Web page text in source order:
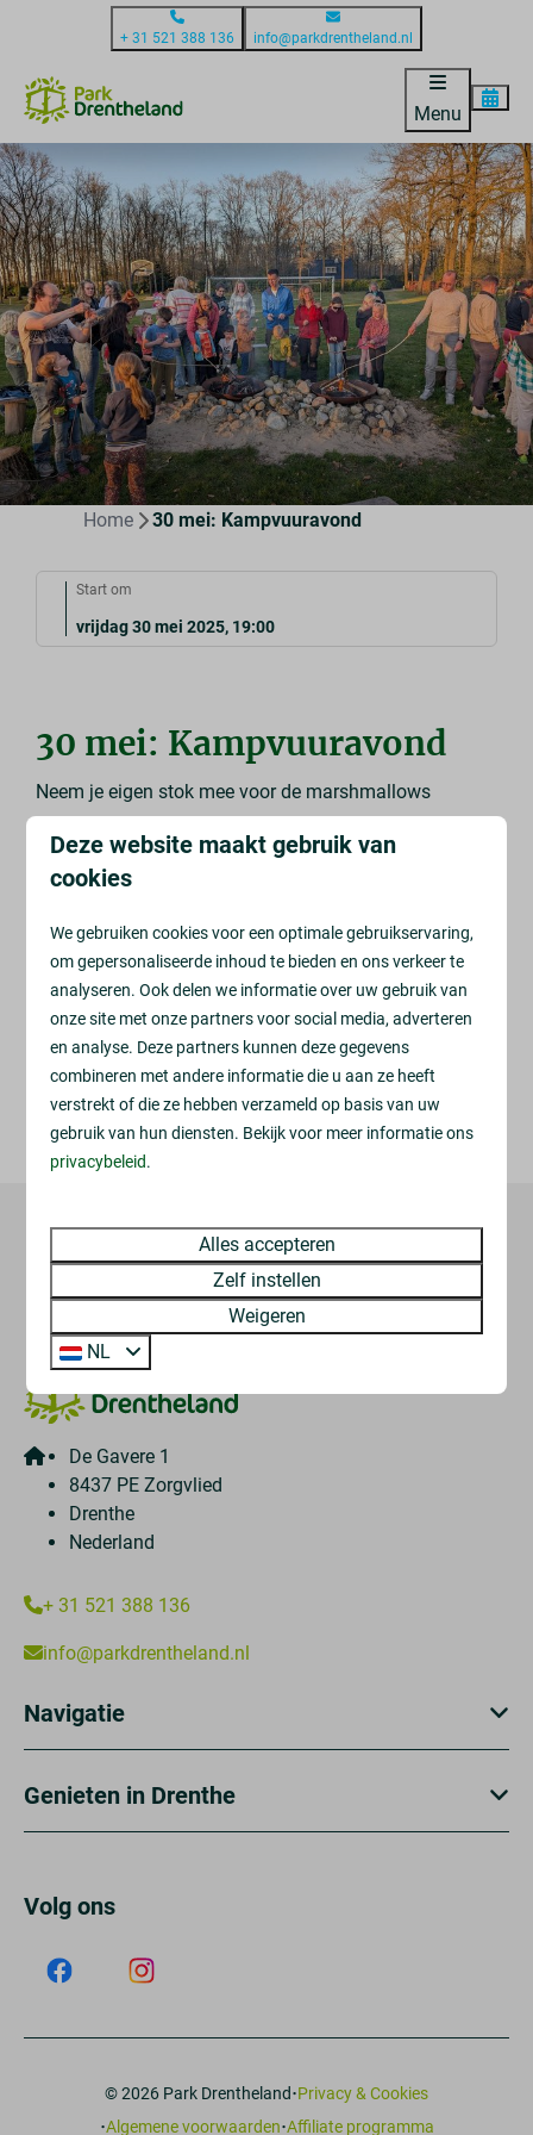
+ 31 521 388 136 info@parkdrentheland.nl
Menu
Home 30 mei: Kampvuuravond
Start om
vrijdag 30 mei 2025, 19:00
30 mei: Kampvuuravond
Neem je eigen stok mee voor de marshmallows
Marshmallows roosteren bij het kampvuur!
Op onze kampvuuravonden draait alles om
gezelligheid en plezier. Geniet van het roosteren van
marshmallows en bij genoeg animo spelen we na
afloop nog een spannend potje 'Weerwolven'.
Breng je eigen tak mee uit het bos en wij zorgen voor
de marshmallows!
We starten om 19.00 uur.
De Gavere 1
8437 PE Zorgvlied
Drenthe
Nederland
+ 31 521 388 136
info@parkdrentheland.nl
Navigatie
Genieten in Drenthe
Volg ons
© 2026 Park Drentheland·Privacy & Cookies
·Algemene voorwaarden·Affiliate programma
Deze website maakt gebruik van
cookies
We gebruiken cookies voor een optimale gebruikservaring,
om gepersonaliseerde inhoud te bieden en ons verkeer te
analyseren. Ook delen we informatie over uw gebruik van
onze site met onze partners voor social media, adverteren
en analyse. Deze partners kunnen deze gegevens
combineren met andere informatie die u aan ze heeft
verstrekt of die ze hebben verzameld op basis van uw
gebruik van hun diensten. Bekijk voor meer informatie ons
privacybeleid.
Alles accepteren
Zelf instellen
Weigeren
NL